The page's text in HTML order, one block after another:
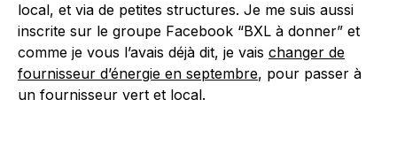
local, et via de petites structures. Je me suis aussi
inscrite sur le groupe Facebook “BXL à donner” et
comme je vous l’avais déjà dit, je vais changer de
fournisseur d’énergie en septembre, pour passer à
un fournisseur vert et local.